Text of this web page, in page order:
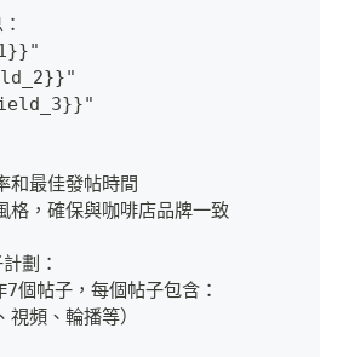
最佳發帖時間
，確保與咖啡店品牌一致
劃：
個帖子，每個帖子包含：
頻、輪播等）